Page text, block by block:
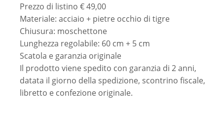
Prezzo di listino € 49,00
Materiale: acciaio + pietre occhio di tigre
Chiusura: moschettone
Lunghezza regolabile: 60 cm + 5 cm
Scatola e garanzia originale
Il prodotto viene spedito con garanzia di 2 anni,
datata il giorno della spedizione, scontrino fiscale,
libretto e confezione originale.